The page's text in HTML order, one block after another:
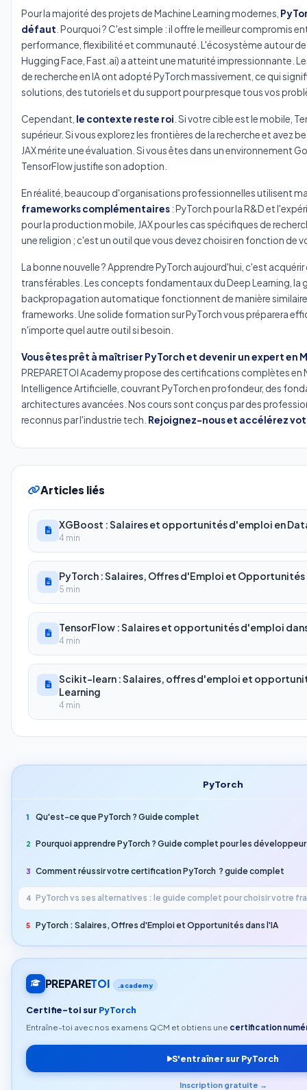
Pour la majorité des projets de Machine Learning modernes,
défaut . Pourquoi ? C'est simple : il offre le meilleur compromis
performance, flexibilité et communauté. L'écosystème autour de
Hugging Face, Fast.ai) a atteint une maturité impressionnante.
de recherche en IA ont adopté PyTorch massivement, ce qui
solutions, des tutoriels et du support pour presque tous vos
Cependant, le contexte reste roi . Si votre cible est le mobile,
supérieur. Si vous explorez les frontières de la recherche et avez
JAX mérite une évaluation. Si vous êtes dans un environnement
TensorFlow justifie son adoption.
En réalité, beaucoup d'organisations professionnelles utilisent
frameworks complémentaires: PyTorch pour la R&D et
pour la production mobile, JAX pour les cas spécifiques de
une religion ; c'est un outil que vous devez choisir en fonction de
La bonne nouvelle ? Apprendre PyTorch aujourd'hui, c'est
transférables. Les concepts fondamentaux du Deep Learning, la
backpropagation automatique fonctionnent de manière
frameworks. Une solide formation sur PyTorch vous préparera
n'importe quel autre outil si besoin.
Vous êtes prêt à maîtriser PyTorch et devenir un expert en
PREPARETOI Academy propose des certifications complètes en
Intelligence Artificielle, couvrant PyTorch en profondeur, des
architectures avancées. Nos cours sont conçus par des
reconnus par l'industrie tech. Rejoignez-nous et accélérez
Articles liés
XGBoost : Salaires et opportunités d'emploi en
4 min
PyTorch : Salaires, Offres d'Emploi et Opportunités
5 min
TensorFlow : Salaires et opportunités d'emploi
4 min
Scikit-learn : Salaires, offres d'emploi et
Learning
4 min
PyTorch
1 Qu'est-ce que PyTorch ? Guide complet
2 Pourquoi apprendre PyTorch ? Guide complet pour les
3 Comment réussir votre certification PyTorch ? guide complet
4 PyTorch vs ses alternatives : le guide complet pour choisir votre
5 PyTorch : Salaires, Offres d'Emploi et Opportunités dans l'IA
PREPARETOI .academy
Certifie-toi sur PyTorch
Entraîne-toi avec nos examens QCM et obtiens une certification
S'entraîner sur PyTorch
Inscription gratuite →